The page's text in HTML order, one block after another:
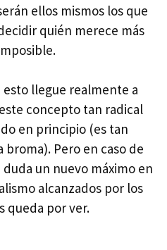
ellos mismos los que
quién merece más
esto llegue realmente a
concepto tan radical
en principio (es tan
Pero en caso de
un nuevo máximo en
alcanzados por los
queda por ver.